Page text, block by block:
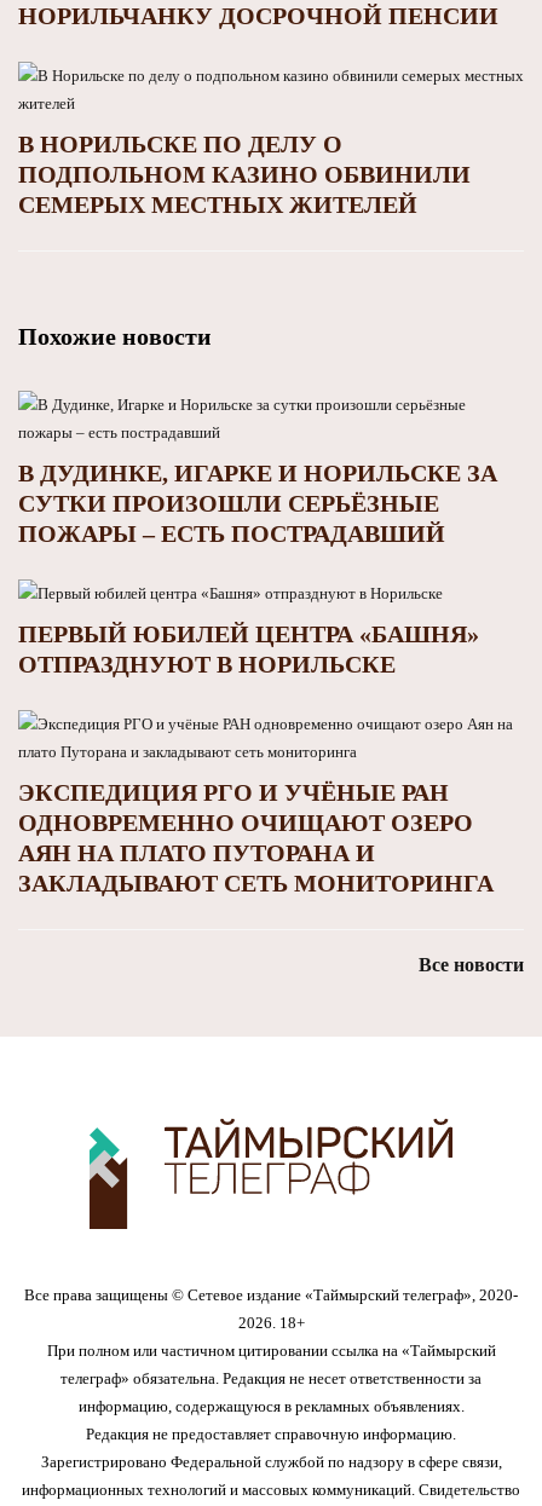
НОРИЛЬЧАНКУ ДОСРОЧНОЙ ПЕНСИИ
В НОРИЛЬСКЕ ПО ДЕЛУ О
ПОДПОЛЬНОМ КАЗИНО ОБВИНИЛИ
СЕМЕРЫХ МЕСТНЫХ ЖИТЕЛЕЙ
Похожие новости
В ДУДИНКЕ, ИГАРКЕ И НОРИЛЬСКЕ ЗА
СУТКИ ПРОИЗОШЛИ СЕРЬЁЗНЫЕ
ПОЖАРЫ – ЕСТЬ ПОСТРАДАВШИЙ
ПЕРВЫЙ ЮБИЛЕЙ ЦЕНТРА «БАШНЯ»
ОТПРАЗДНУЮТ В НОРИЛЬСКЕ
ЭКСПЕДИЦИЯ РГО И УЧЁНЫЕ РАН
ОДНОВРЕМЕННО ОЧИЩАЮТ ОЗЕРО
АЯН НА ПЛАТО ПУТОРАНА И
ЗАКЛАДЫВАЮТ СЕТЬ МОНИТОРИНГА
Все новости
Все права защищены © Сетевое издание «Таймырский телеграф», 2020-
2026. 18+
При полном или частичном цитировании ссылка на «Таймырский
телеграф» обязательна. Редакция не несет ответственности за
информацию, содержащуюся в рекламных объявлениях.
Редакция не предоставляет справочную информацию.
Зарегистрировано Федеральной службой по надзору в сфере связи,
информационных технологий и массовых коммуникаций. Свидетельство